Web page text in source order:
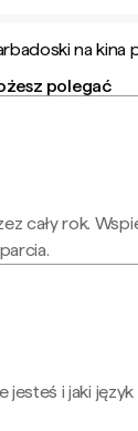
na kina
polegać
cały rok.
jesteś i jaki